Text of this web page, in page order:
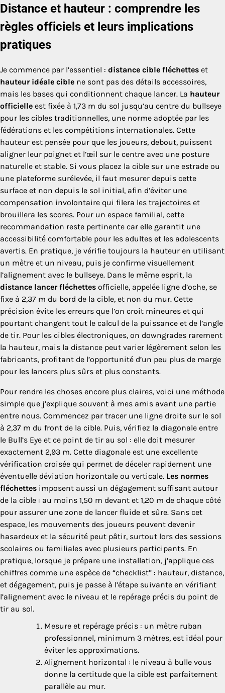
Distance et hauteur : comprendre les
règles officiels et leurs implications
pratiques
Je commence par l’essentiel : distance cible fléchettes et
hauteur idéale cible ne sont pas des détails accessoires,
mais les bases qui conditionnent chaque lancer. La hauteur
officielle est fixée à 1,73 m du sol jusqu’au centre du bullseye
pour les cibles traditionnelles, une norme adoptée par les
fédérations et les compétitions internationales. Cette
hauteur est pensée pour que les joueurs, debout, puissent
aligner leur poignet et l’œil sur le centre avec une posture
naturelle et stable. Si vous placez la cible sur une estrade ou
une plateforme surélevée, il faut mesurer depuis cette
surface et non depuis le sol initial, afin d’éviter une
compensation involontaire qui filera les trajectoires et
brouillera les scores. Pour un espace familial, cette
recommandation reste pertinente car elle garantit une
accessibilité comfortable pour les adultes et les adolescents
avertis. En pratique, je vérifie toujours la hauteur en utilisant
un mètre et un niveau, puis je confirme visuellement
l’alignement avec le bullseye. Dans le même esprit, la
distance lancer fléchettes officielle, appelée ligne d’oche, se
fixe à 2,37 m du bord de la cible, et non du mur. Cette
précision évite les erreurs que l’on croit mineures et qui
pourtant changent tout le calcul de la puissance et de l’angle
de tir. Pour les cibles électroniques, on downgrades rarement
la hauteur, mais la distance peut varier légèrement selon les
fabricants, profitant de l’opportunité d’un peu plus de marge
pour les lancers plus sûrs et plus constants.
Pour rendre les choses encore plus claires, voici une méthode
simple que j’explique souvent à mes amis avant une partie
entre nous. Commencez par tracer une ligne droite sur le sol
à 2,37 m du front de la cible. Puis, vérifiez la diagonale entre
le Bull’s Eye et ce point de tir au sol : elle doit mesurer
exactement 2,93 m. Cette diagonale est une excellente
vérification croisée qui permet de déceler rapidement une
éventuelle déviation horizontale ou verticale. Les normes
fléchettes imposent aussi un dégagement suffisant autour
de la cible : au moins 1,50 m devant et 1,20 m de chaque côté
pour assurer une zone de lancer fluide et sûre. Sans cet
espace, les mouvements des joueurs peuvent devenir
hasardeux et la sécurité peut pâtir, surtout lors des sessions
scolaires ou familiales avec plusieurs participants. En
pratique, lorsque je prépare une installation, j’applique ces
chiffres comme une espèce de “checklist” : hauteur, distance,
et dégagement, puis je passe à l’étape suivante en vérifiant
l’alignement avec le niveau et le repérage précis du point de
tir au sol.
Mesure et repérage précis : un mètre ruban
professionnel, minimum 3 mètres, est idéal pour
éviter les approximations.
Alignement horizontal : le niveau à bulle vous
donne la certitude que la cible est parfaitement
parallèle au mur.